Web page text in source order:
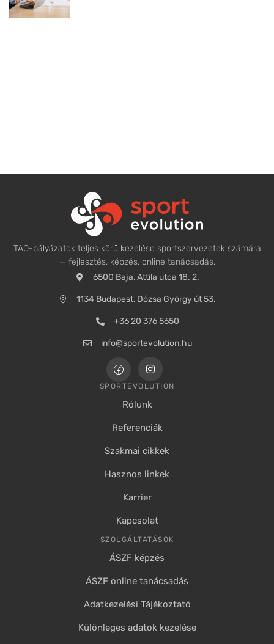
TAO-pályázatok teljes körű kezelése sportszervezetek számára
— fejlesztés, képzés, online tanácsadás.
6500 Baja, Attila utca 18. 2.
1134 Budapest, Dózsa György út 53.
+36 20 376 5650
info@sportevolution.hu
SPORTEVOLUTION
Rólunk
Referenciák
Szakmai cikkek
Hasznos linkek
Karrier
Kapcsolat
SZOLGÁLTATÁSOK
ÁSZF képzés
ÁSZF online tanácsadás
Adatkezelési Tájékoztató
Különleges adatok kezelése